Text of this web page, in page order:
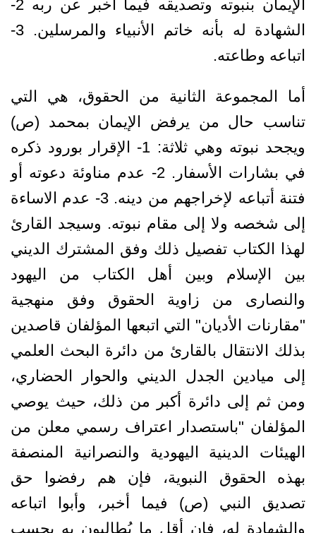
الإيمان بنبوته وتصديقه فيما أخبر عن ربه 2-
الشهادة له بأنه خاتم الأنبياء والمرسلين. 3-
اتباعه وطاعته.
أما المجموعة الثانية من الحقوق، هي التي
تناسب حال من يرفض الإيمان بمحمد (ص)
ويجحد نبوته وهي ثلاثة: 1- الإقرار بورود ذكره
في بشارات الأسفار. 2- عدم مناوئة دعوته أو
فتنة أتباعه لإخراجهم من دينه. 3- عدم الاساءة
إلى شخصه ولا إلى مقام نبوته. وسيجد القارئ
لهذا الكتاب تفصيل ذلك وفق المشترك الديني
بين الإسلام وبين أهل الكتاب من اليهود
والنصارى من زاوية الحقوق وفق منهجية
"مقارنات الأديان" التي اتبعها المؤلفان قاصدين
بذلك الانتقال بالقارئ من دائرة البحث العلمي
إلى ميادين الجدل الديني والحوار الحضاري،
ومن ثم إلى دائرة أكبر من ذلك، حيث يوصي
المؤلفان "باستصدار اعتراف رسمي معلن من
الهيئات الدينية اليهودية والنصرانية المنصفة
بهذه الحقوق النبوية، فإن هم رفضوا حق
تصديق النبي (ص) فيما أخبر، وأبوا اتباعه
والشهادة له، فإن أقل ما يُطالبون به بحسب